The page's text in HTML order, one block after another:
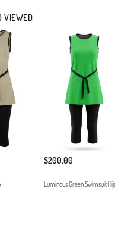
Düşük ısıda yıkanması ve
cm
VIEWED
$200.00
Luminous Green Swimsuit